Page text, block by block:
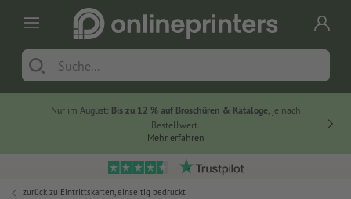
Nur im August: Bis zu 12 % auf Broschüren & Kataloge, je nach
Bestellwert.
Mehr erfahren
zurück zu Eintrittskarten, einseitig bedruckt